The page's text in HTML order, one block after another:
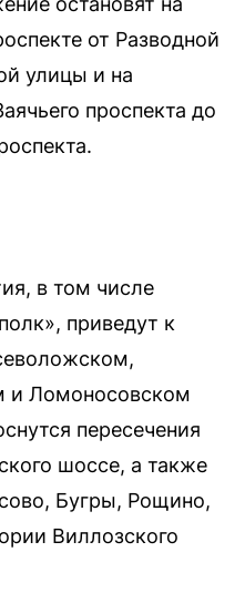
от Разводной
улицы и на
проспекта до
в том числе
приведут к
и Ломоносовском
пересечения
шоссе, а также
Бугры, Рощино,
Виллозского